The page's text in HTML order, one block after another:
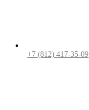
+7 (812) 417-35-09